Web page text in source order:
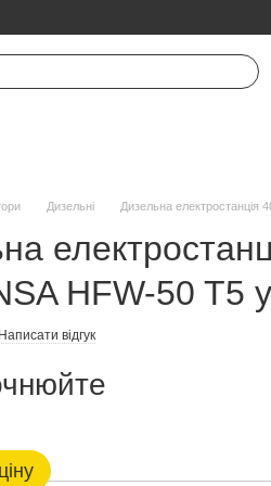
Дизельні Дизельна електростанція
HFW-50 T5 у
Написати відгук